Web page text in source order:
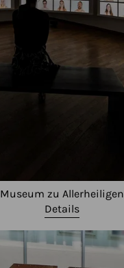
Museum zu Allerheiligen
Details